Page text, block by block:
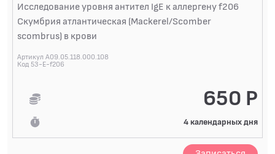
Исследование уровня антител IgE к аллергену f206
Скумбрия атлантическая (Mackerel/Scomber
scombrus) в крови
Артикул A09.05.118.000.108
Код 53-E-f206
650 Р
4 календарных дня